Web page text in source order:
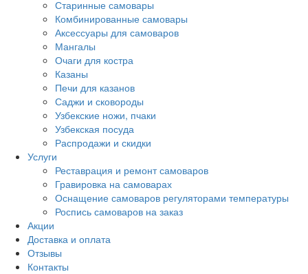
Старинные самовары
Комбинированные самовары
Аксессуары для самоваров
Мангалы
Очаги для костра
Казаны
Печи для казанов
Саджи и сковороды
Узбекские ножи, пчаки
Узбекская посуда
Распродажи и скидки
Услуги
Реставрация и ремонт самоваров
Гравировка на самоварах
Оснащение самоваров регуляторами температуры
Роспись самоваров на заказ
Акции
Доставка и оплата
Отзывы
Контакты